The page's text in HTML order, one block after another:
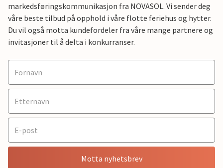
markedsføringskommunikasjon fra NOVASOL. Vi sender deg
våre beste tilbud på opphold i våre flotte feriehus og hytter.
Du vil også motta kundefordeler fra våre mange partnere og
invitasjoner til å delta i konkurranser.
Motta nyhetsbrev